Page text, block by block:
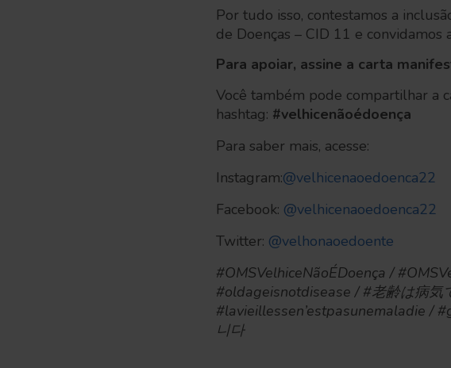
Por tudo isso, contestamos a
de Doenças – CID 11 e convidamos
Para apoiar, assine a carta
Você também pode compartilhar a
hashtag: #velhicenãoédoença
Para saber mais, acesse:
Instagram:@velhicenaoedoenca22
Facebook: @velhicenaoedoenca22
Twitter: @velhonaoedoente
#OMSVelhiceNãoÉDoença /
#oldageisnotdisease / #老齢は病気
#lavieillessen’estpasunemaladie /
니다